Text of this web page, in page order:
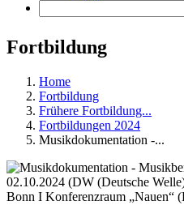
Fortbildung
Home
Fortbildung
Frühere Fortbildung...
Fortbildungen 2024
Musikdokumentation -...